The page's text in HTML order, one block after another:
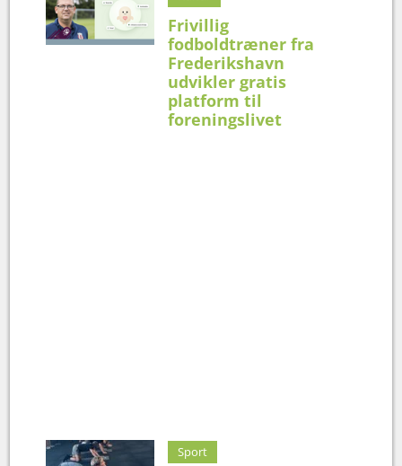
Frivillig
fodboldtræner fra
Frederikshavn
udvikler gratis
platform til
foreningslivet
Sport